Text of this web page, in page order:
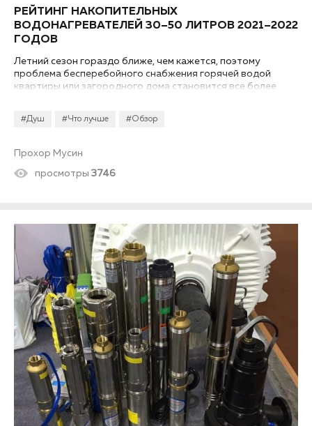
#Душ #Что лучше #Обзор
РЕЙТИНГ НАКОПИТЕЛЬНЫХ
ВОДОНАГРЕВАТЕЛЕЙ 30–50 ЛИТРОВ 2021–2022
ГОДОВ
Летний сезон гораздо ближе, чем кажется, поэтому
проблема бесперебойного снабжения горячей водой
квартиры или загородного дома становится все более
Они занимают относительно немного места, имеют
Мы составили для вас собственный рейтинг накопительных
водонагревателей 30–50 литров 2021–2022 годов.
Прохор Мусин
просмотры 3746